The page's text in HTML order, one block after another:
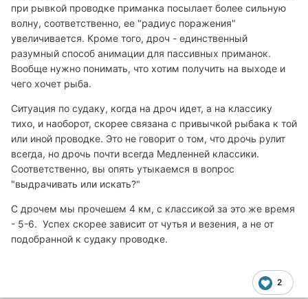
при рывкой проводке приманка посылает более сильную
волну, соответственно, ее "радиус поражения"
увеличивается. Кроме того, дроч - единственный
разумный способ анимации для пассивных приманок.
Вообще нужно понимать, что хотим получить на выходе и
чего хочет рыба.
Ситуация по судаку, когда на дроч идет, а на классику
тихо, и наоборот, скорее связана с привычкой рыбака к той
или иной проводке. Это не говорит о том, что дрочь рулит
всегда, но дрочь почти всегда Медленней классики.
Соответственно, вы опять утыкаемся в вопрос
"выдрачивать или искать?"
С дрочем мы прочешем 4 км, с классикой за это же время
- 5-6. Успех скорее зависит от чутья и везения, а не от
подобранной к судаку проводке.
2